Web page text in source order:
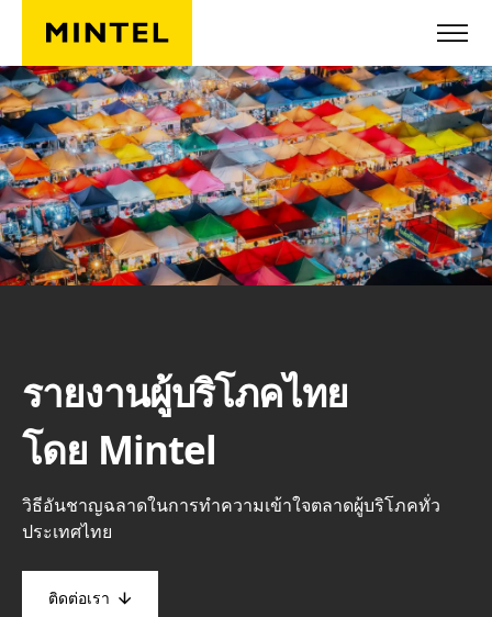
ข้ามไปยังเนื้อหาหลัก
รายงานผู้บริโภคไทย
โดย Mintel
วิธีอันชาญฉลาดในการทำความเข้าใจตลาดผู้บริโภคทั่ว
ประเทศไทย
ติดต่อเรา